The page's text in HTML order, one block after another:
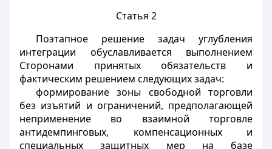
Статья 2
Поэтапное решение задач углубления
интеграции обуславливается выполнением
Сторонами принятых обязательств и
фактическим решением следующих задач:
формирование зоны свободной торговли
без изъятий и ограничений, предполагающей
неприменение во взаимной торговле
антидемпинговых, компенсационных и
специальных защитных мер на базе